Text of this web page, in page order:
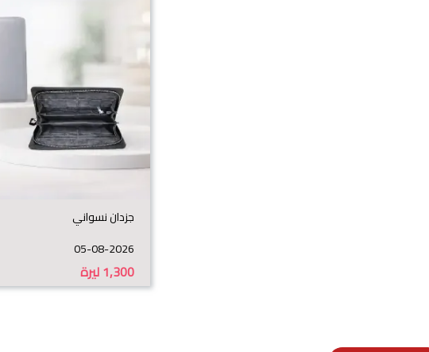
جزدان نسواني
05-08-2026
ليرة1,300